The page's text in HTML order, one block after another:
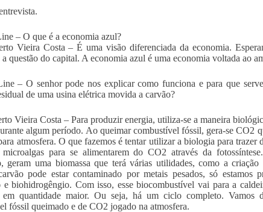
– O que é a economia azul?
Vieira Costa – É uma visão diferenciada da economia.
questão do capital. A economia azul é uma economia voltada ao
– O senhor pode nos explicar como funciona e para que
de uma usina elétrica movida a carvão?
Vieira Costa – Para produzir energia, utiliza-se a maneira
algum período. Ao queimar combustível fóssil, gera-se CO2
atmosfera. O que fazemos é tentar utilizar a biologia para trazer
microalgas para se alimentarem do CO2 através da
geram uma biomassa que terá várias utilidades, como a
pode estar contaminado por metais pesados, só estamos
e biohidrogêngio. Com isso, esse biocombustível vai para a
em quantidade maior. Ou seja, há um ciclo completo. Vamos
fóssil queimado e de CO2 jogado na atmosfera.